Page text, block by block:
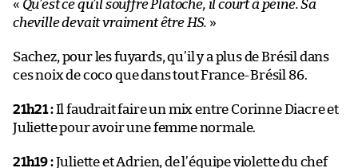
« Qu’est ce qu’il souffre Platoche, il court à peine. Sa
cheville devait vraiment être HS. »
Sachez, pour les fuyards, qu’il y a plus de Brésil dans
ces noix de coco que dans tout France-Brésil 86.
21h21 :Il faudrait faire un mix entre Corinne Diacre et
Juliette pour avoir une femme normale.
21h19 :Juliette et Adrien, de l’équipe violette du chef